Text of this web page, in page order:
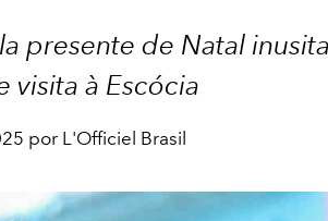
presente de Natal
visita à Escócia​
por L'Officiel Brasil